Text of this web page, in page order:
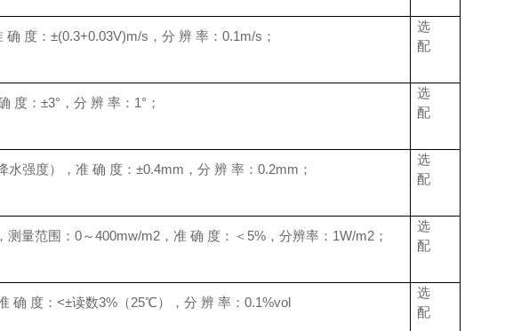
度：±(0.3+0.03V)m/s，分 辨 率：0.1m/s；
选
配
度：±3°，分 辨 率：1°；
选
配
水强度），准 确 度：±0.4mm，分 辨 率：0.2mm；
选
配
测量范围：0～400mw/m2，准 确 度：＜5%，分辨率：1W/m2；
选
配
确 度：<±读数3%（25℃），分 辨 率：0.1%vol
选
配